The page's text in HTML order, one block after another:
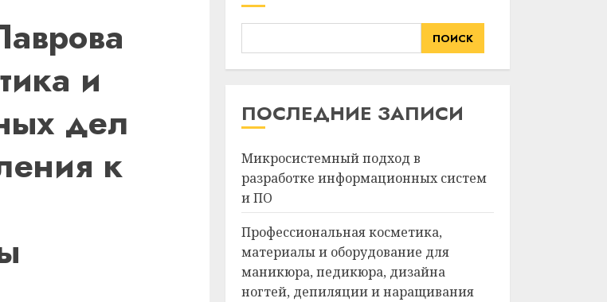
и
дел
к
ПОИСК
ПОСЛЕДНИЕ ЗАПИСИ
Микросистемный подход в
разработке информационных систем
и ПО
Профессиональная косметика,
материалы и оборудование для
маникюра, педикюра, дизайна
ногтей, депиляции и наращивания